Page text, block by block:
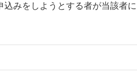
みをしようとする者が当該者に